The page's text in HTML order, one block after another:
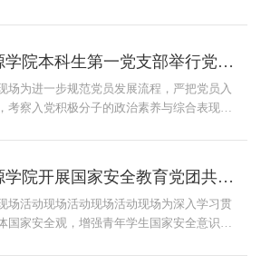
经历，分享了自己的成长历程。他指出，中
党是学习型政党，开展理论学习是党章明确
理论学习的核心是提升为人民服务的本领。
资源学院本科生第一党支部举行党员拟发展对象答辩会
场为进一步规范党员发展流程，严把党员入
考察入党积极分子的政治素养与综合表现，5
记赵亚平、学院学生党员工作站站长陈昱及
员担任评委。本次答辩严格按照组织程序进
报环节，同学们结合自身实际，客观总结了
资源学院开展国家安全教育党团共建活动
场活动现场活动现场活动现场为深入学习贯
国家安全观，增强青年学生国家安全意识和